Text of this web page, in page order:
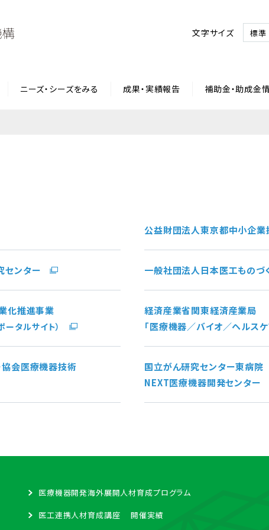
文字サイズ 標準
ニーズ・シーズをみる 成果・実績報告 補助金・助成金
公益財団法人東京都中小企業
センター 一般社団法人日本医工ものづ
化推進事業
ータルサイト）
経済産業省関東経済産業局
「医療機器／バイオ／ヘルスケ
会医療機器技術
国立がん研究センター東病院
NEXT医療機器開発センター
医療機器開発海外展開人材育成プログラム
医工連携人材育成講座 開催実績